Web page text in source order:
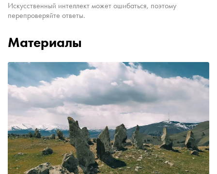
Искусственный интеллект может ошибаться, поэтому
перепроверяйте ответы.
Материалы